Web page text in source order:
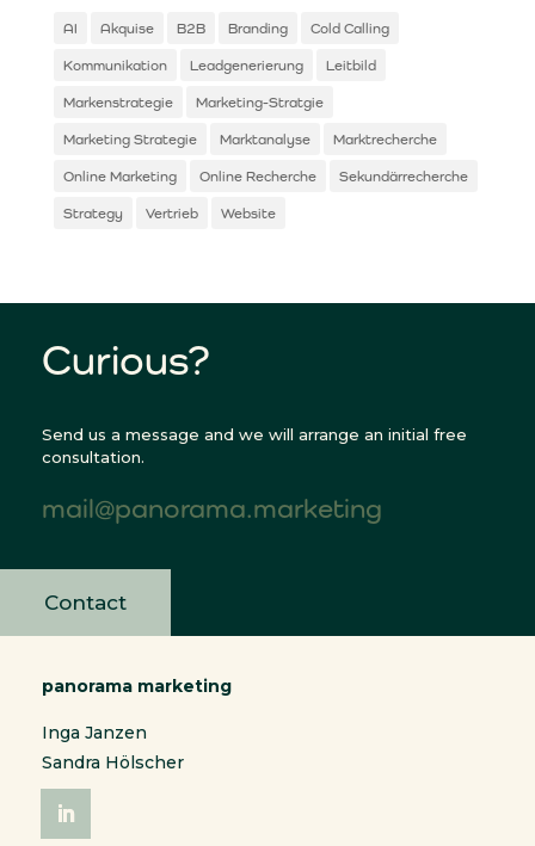
AI Akquise B2B Branding Cold Calling
Kommunikation Leadgenerierung Leitbild
Markenstrategie Marketing-Stratgie
Marketing Strategie Marktanalyse Marktrecherche
Online Marketing Online Recherche Sekundärrecherche
Strategy Vertrieb Website
Curious?
Send us a message and we will arrange an initial free
consultation.
mail@panorama.marketing
Contact
panorama marketing
Inga Janzen
Sandra Hölscher